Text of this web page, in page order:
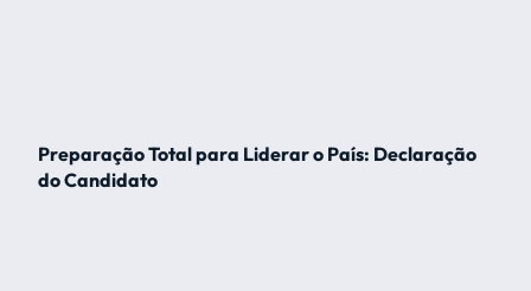
Preparação Total para Liderar o País: Declaração
do Candidato